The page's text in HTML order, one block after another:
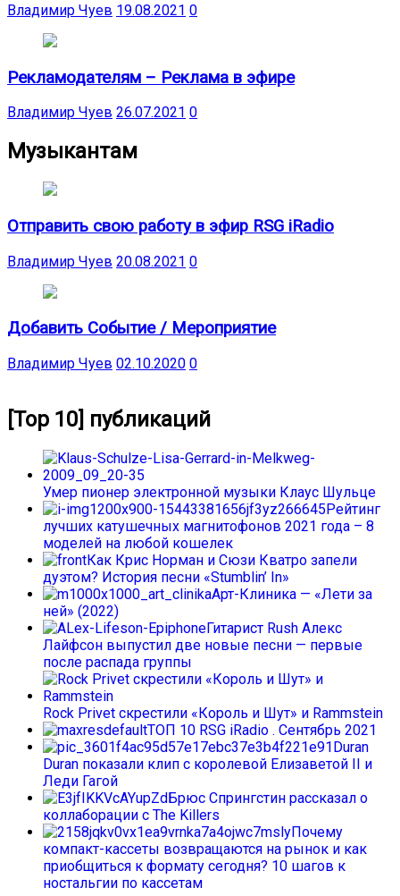
Владимир Чуев 19.08.2021 0
Рекламодателям – Реклама в эфире
Владимир Чуев 26.07.2021 0
Музыкантам
Отправить свою работу в эфир RSG iRadio
Владимир Чуев 20.08.2021 0
Добавить Событие / Мероприятие
Владимир Чуев 02.10.2020 0
[Top 10] публикаций
Умер пионер электронной музыки Клаус Шульце
Рейтинг
лучших катушечных магнитофонов 2021 года – 8
моделей на любой кошелек
Как Крис Норман и Сюзи Кватро запели
дуэтом? История песни «Stumblin’ In»
Арт-Клиника — «Лети за
ней» (2022)
Гитарист Rush Алекс
Лайфсон выпустил две новые песни — первые
после распада группы
Rock Privet скрестили «Король и Шут» и Rammstein
ТОП 10 RSG iRadio . Сентябрь 2021
Duran
Duran показали клип с королевой Елизаветой II и
Леди Гагой
Брюс Спрингстин рассказал о
коллаборации с The Killers
Почему
компакт-кассеты возвращаются на рынок и как
приобщиться к формату сегодня? 10 шагов к
ностальгии по кассетам